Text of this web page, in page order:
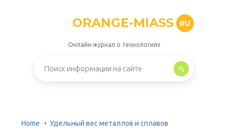
ORANGE-MIASS RU
Онлайн-журнал о технологиях
Home Удельный вес металлов и сплавов